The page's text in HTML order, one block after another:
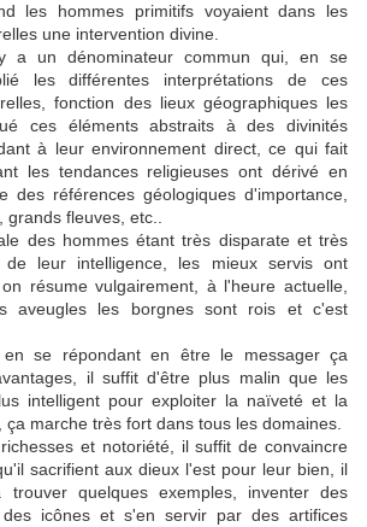
les hommes primitifs voyaient dans les
une intervention divine.
a un dénominateur commun qui, en se
les différentes interprétations de ces
fonction des lieux géographiques les
ces éléments abstraits à des divinités
à leur environnement direct, ce qui fait
les tendances religieuses ont dérivé en
des références géologiques d'importance,
fleuves, etc..
des hommes étant très disparate et très
de leur intelligence, les mieux servis ont
résume vulgairement, à l'heure actuelle,
aveugles les borgnes sont rois et c'est
se répondant en être le messager ça
il suffit d'être plus malin que les
intelligent pour exploiter la naïveté et la
marche très fort dans tous les domaines.
et notoriété, il suffit de convaincre
sacrifient aux dieux l'est pour leur bien, il
quelques exemples, inventer des
des icônes et s'en servir par des artifices